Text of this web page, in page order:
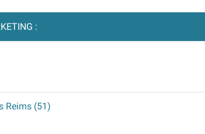
:
Reims (51)